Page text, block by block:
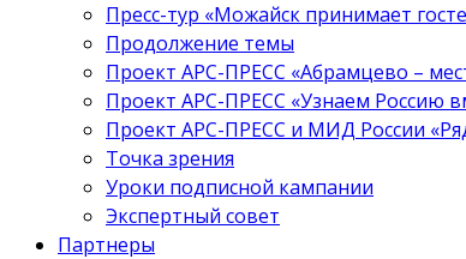
Пресс-тур «Можайск принимает
Продолжение темы
Проект АРС-ПРЕСС «Абрамцево –
Проект АРС-ПРЕСС «Узнаем Россию
Проект АРС-ПРЕСС и МИД России
Точка зрения
Уроки подписной кампании
Экспертный совет
Партнеры